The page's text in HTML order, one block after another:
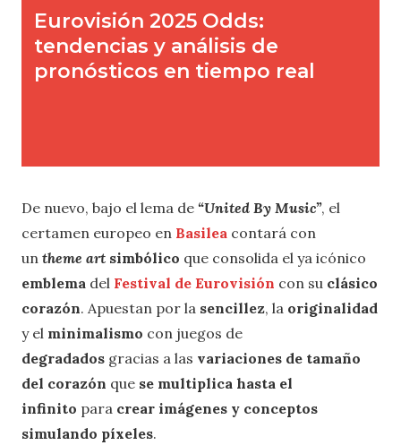
De nuevo, bajo el lema de “United By Music”, el
certamen europeo en Basilea contará con
un theme art simbólico que consolida el ya icónico
emblema del Festival de Eurovisión con su clásico
corazón. Apuestan por la sencillez, la originalidad
y el minimalismo con juegos de
degradados gracias a las variaciones de tamaño
del corazón que se multiplica hasta el
infinito para crear imágenes y conceptos
simulando píxeles.